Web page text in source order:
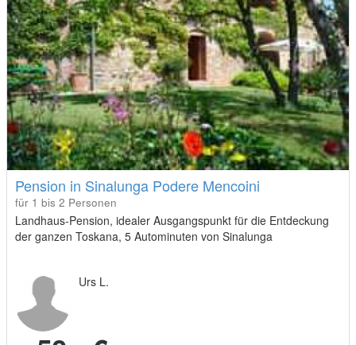
Pension in Sinalunga Podere Mencoini
für 1 bis 2 Personen
Landhaus-Pension, idealer Ausgangspunkt für die Entdeckung
der ganzen Toskana, 5 Autominuten von Sinalunga
Urs L.